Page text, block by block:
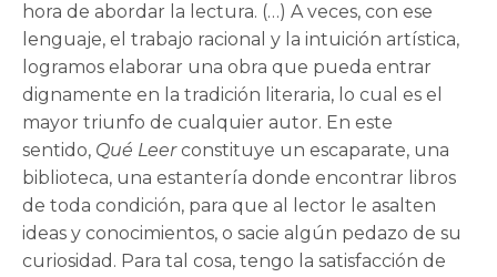
hora de abordar la lectura. (…) A veces, con ese
lenguaje, el trabajo racional y la intuición artística,
logramos elaborar una obra que pueda entrar
dignamente en la tradición literaria, lo cual es el
mayor triunfo de cualquier autor. En este
sentido, Qué Leerconstituye un escaparate, una
biblioteca, una estantería donde encontrar libros
de toda condición, para que al lector le asalten
ideas y conocimientos, o sacie algún pedazo de su
curiosidad. Para tal cosa, tengo la satisfacción de